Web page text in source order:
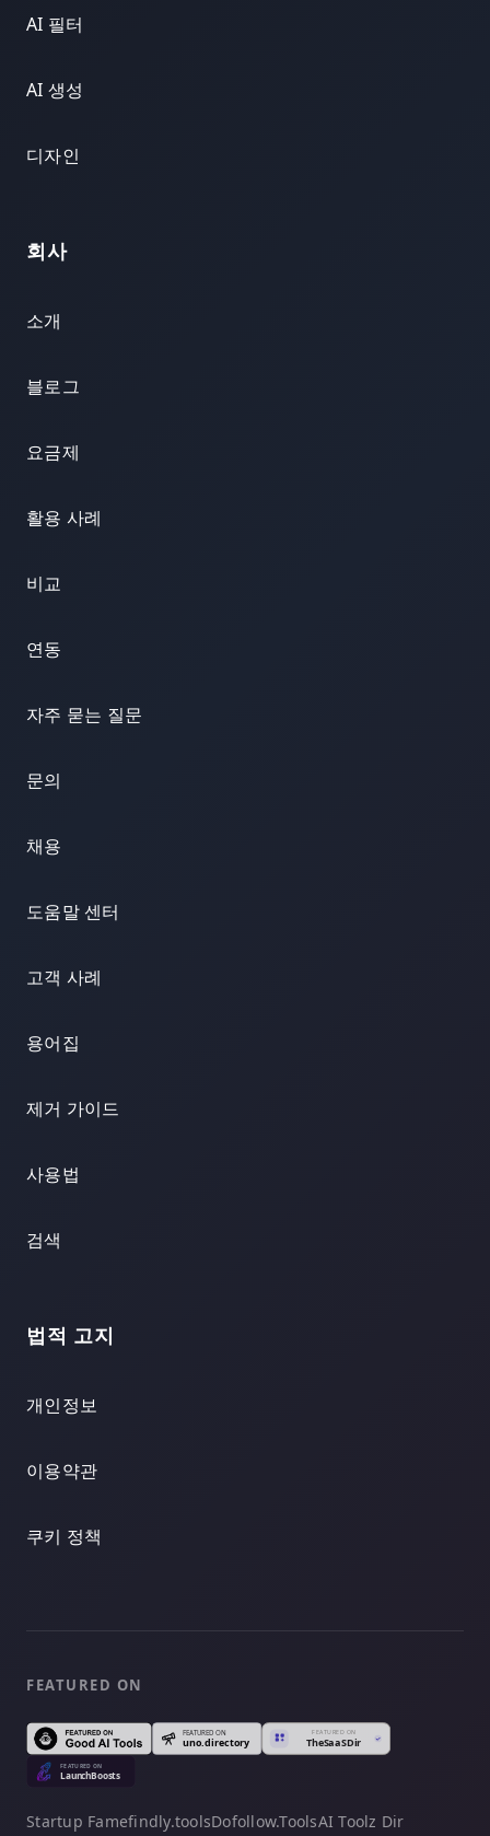
AI 필터
AI 생성
디자인
회사
소개
블로그
요금제
활용 사례
비교
연동
자주 묻는 질문
문의
채용
도움말 센터
고객 사례
용어집
제거 가이드
사용법
검색
법적 고지
개인정보
이용약관
쿠키 정책
FEATURED ON
Startup Famefindly.toolsDofollow.ToolsAI Toolz Dir